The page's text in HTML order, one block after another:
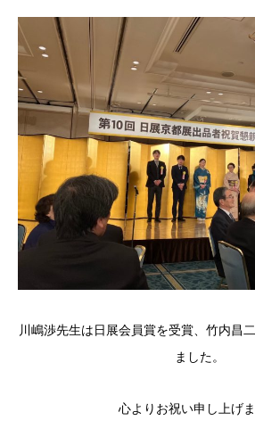
川嶋渉先生は日展会員賞を受賞、竹内昌
ました。
心よりお祝い申し上げま